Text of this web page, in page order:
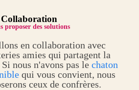
Collaboration
proposer des solutions
en collaboration avec
amies qui partagent la
nous n'avons pas lechaton
qui vous convient, nous
ceux de confrères.